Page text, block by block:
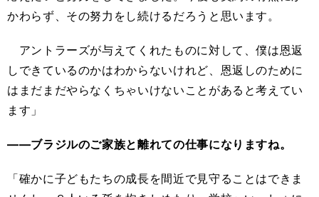
かわらず、その努力をし続けるだろうと思います。
アントラーズが与えてくれたものに対して、僕は恩返
しできているのかはわからないけれど、恩返しのために
はまだまだやらなくちゃいけないことがあると考えてい
ます」
――ブラジルのご家族と離れての仕事になりますね。
「確かに子どもたちの成長を間近で見守ることはできま